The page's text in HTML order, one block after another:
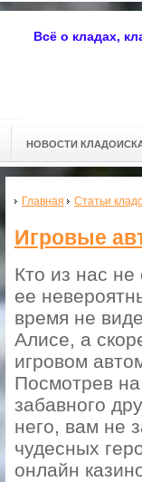
Всё о кладах,
НОВОСТИ
Главная Статьи
Игровые
Кто из нас
ее
время не
Алисе, а
игровом
Посмотрев
забавного
него, вам не
чудесных
онлайн